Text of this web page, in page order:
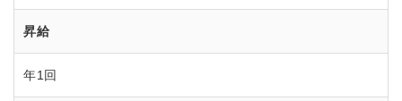
昇給
年1回